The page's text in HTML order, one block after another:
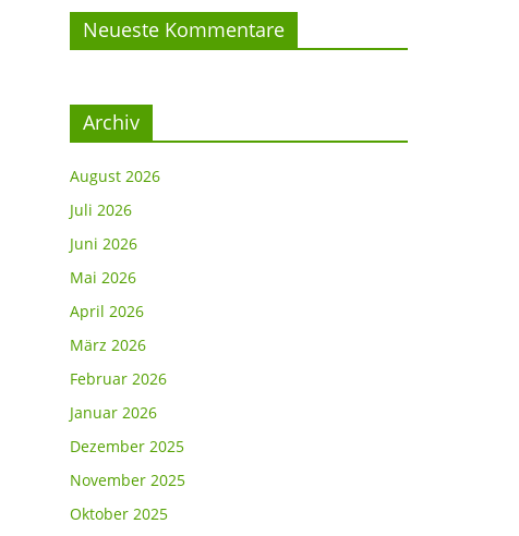
Neueste Kommentare
Archiv
August 2026
Juli 2026
Juni 2026
Mai 2026
April 2026
März 2026
Februar 2026
Januar 2026
Dezember 2025
November 2025
Oktober 2025